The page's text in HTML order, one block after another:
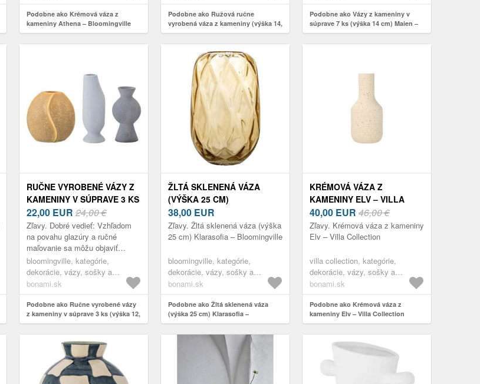
Podobne ako Krémová váza z
kameniny Athena – Bloomingville
Podobne ako Ružová ručne
vyrobená váza z kameniny (výška 14,
5 cm) Embla – Bloomingville
Podobne ako Vázy z kameniny v
súprave 7 ks (výška 14 cm) Maien –
Bloomingville
RUČNE VYROBENÉ VÁZY Z
KAMENINY V SÚPRAVE 3 KS
(VÝŠKA 12, 5 CM)
MIACECILIA –
BLOOMINGVILLE
22,00 EUR 24,00 €
Zľavy. Dobré vedieť: Vzhľadom
na povahu glazúry a ručné
maľovanie sa môžu objaviť
odchýlky vo farebnom prevedení.
Tento fakt nie je chybou, ale iba
dodáva...
bloomingville, kategórie,
dekorácie, vázy, sošky a
glóbusy, vázy
bonami.sk
Podobne ako Ručne vyrobené vázy
z kameniny v súprave 3 ks (výška 12,
5 cm) Miacecilia – Bloomingville
ŽLTÁ SKLENENÁ VÁZA
(VÝŠKA 25 CM)
KLARASOFIA –
BLOOMINGVILLE
38,00 EUR
Zľavy. Žltá sklenená váza (výška
25 cm) Klarasofia – Bloomingville
bloomingville, kategórie,
dekorácie, vázy, sošky a
glóbusy, vázy
bonami.sk
Podobne ako Žltá sklenená váza
(výška 25 cm) Klarasofia –
Bloomingville
KRÉMOVÁ VÁZA Z
KAMENINY ELV – VILLA
COLLECTION
40,00 EUR 46,00 €
Zľavy. Krémová váza z kameniny
Elv – Villa Collection
villa collection, kategórie,
dekorácie, vázy, sošky a
glóbusy, vázy
bonami.sk
Podobne ako Krémová váza z
kameniny Elv – Villa Collection